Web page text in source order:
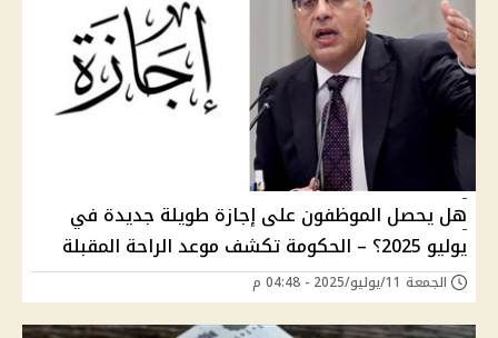
هل يحصل الموظفون على إجازة طويلة جديدة في
يوليو 2025؟ – الحكومة تكشف موعد الراحة المقبلة
الجمعة 11/يوليو/2025 - 04:48 م